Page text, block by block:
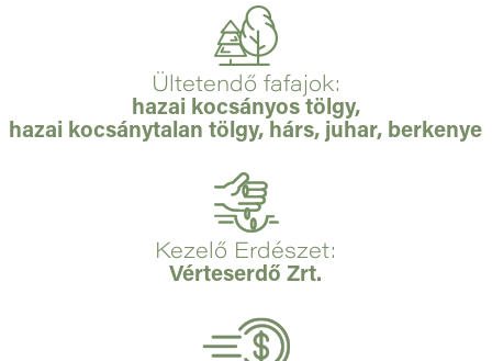
Ültetendő fafajok:
hazai kocsányos tölgy,
hazai kocsánytalan tölgy, hárs, juhar, berkenye
Kezelő Erdészet:
Vérteserdő Zrt.